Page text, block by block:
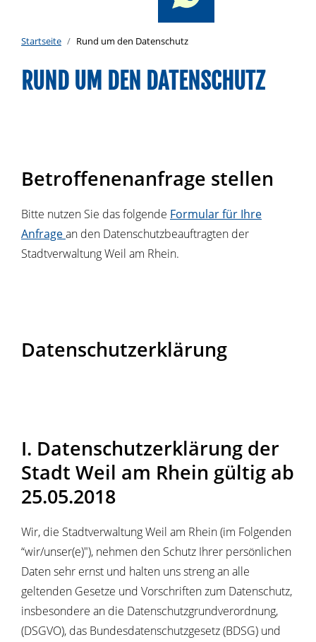
Startseite Rund um den Datenschutz
RUND UM DEN DATENSCHUTZ
Betroffenenanfrage stellen
Bitte nutzen Sie das folgende Formular für Ihre
Anfragean den Datenschutzbeauftragten der
Stadtverwaltung Weil am Rhein.
Datenschutzerklärung
I. Datenschutzerklärung der
Stadt Weil am Rhein gültig ab
25.05.2018
Wir, die Stadtverwaltung Weil am Rhein (im Folgenden
“wir/unser(e)"), nehmen den Schutz Ihrer persönlichen
Daten sehr ernst und halten uns streng an alle
geltenden Gesetze und Vorschriften zum Datenschutz,
insbesondere an die Datenschutzgrundverordnung,
(DSGVO), das Bundesdatenschutzgesetz (BDSG) und